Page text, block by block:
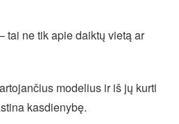
tai ne tik apie daiktų vietą ar
modelius ir iš jų kurti
kasdienybę.